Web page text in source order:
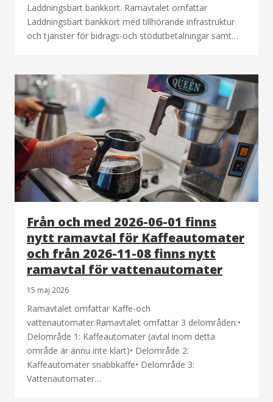
Laddningsbart bankkort. Ramavtalet omfattar
Laddningsbart bankkort med tillhörande infrastruktur
och tjänster för bidrags-och stödutbetalningar samt…
Från och med 2026-06-01 finns
nytt ramavtal för Kaffeautomater
och från 2026-11-08 finns nytt
ramavtal för vattenautomater
15 maj 2026
Ramavtalet omfattar Kaffe-och
vattenautomater.Ramavtalet omfattar 3 delområden:•
Delområde 1: Kaffeautomater (avtal inom detta
område är ännu inte klart)• Delområde 2:
Kaffeautomater snabbkaffe• Delområde 3:
Vattenautomater…